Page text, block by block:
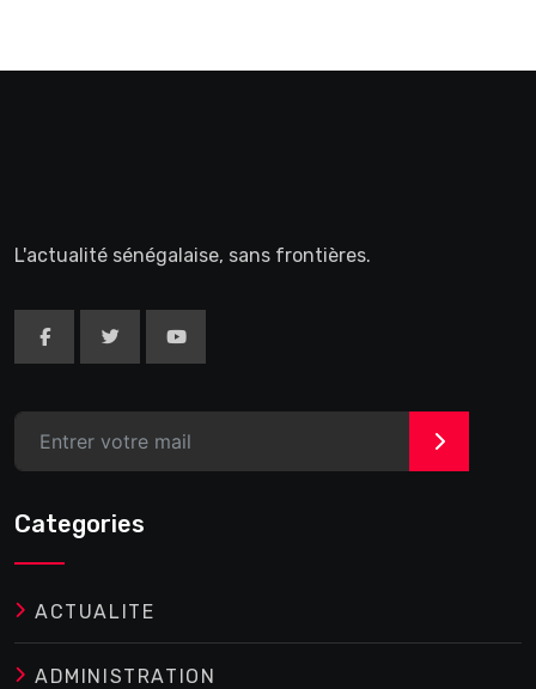
L'actualité sénégalaise, sans frontières.
>
Categories
ACTUALITE
ADMINISTRATION